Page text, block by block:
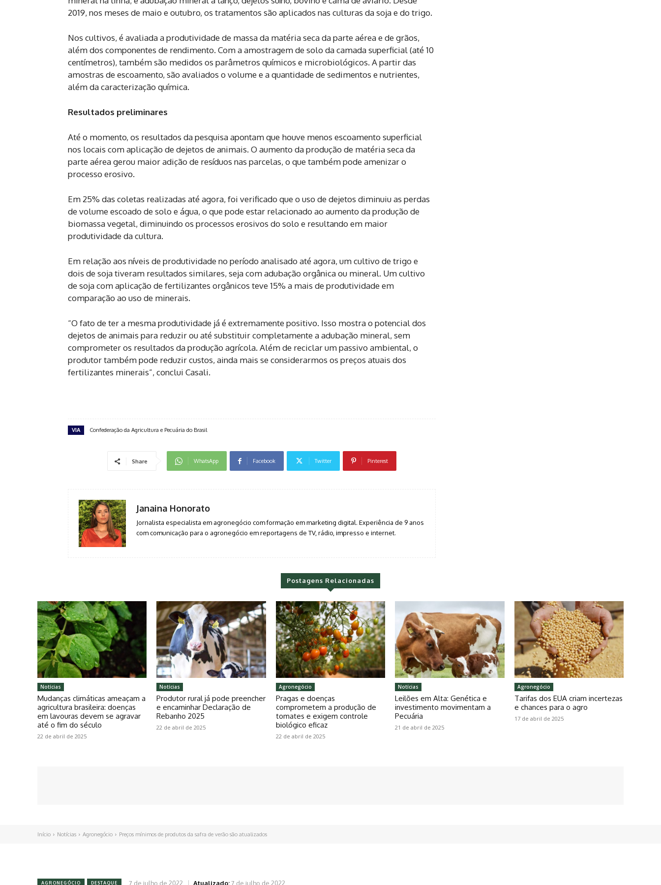
2019, nos meses de maio e outubro, os tratamentos são aplicados nas culturas da soja e do trigo.
Nos cultivos, é avaliada a produtividade de massa da matéria seca da parte aérea e de grãos,
além dos componentes de rendimento. Com a amostragem de solo da camada superficial (até 10
centímetros), também são medidos os parâmetros químicos e microbiológicos. A partir das
amostras de escoamento, são avaliados o volume e a quantidade de sedimentos e nutrientes,
além da caracterização química.
Resultados preliminares
Até o momento, os resultados da pesquisa apontam que houve menos escoamento superficial
nos locais com aplicação de dejetos de animais. O aumento da produção de matéria seca da
parte aérea gerou maior adição de resíduos nas parcelas, o que também pode amenizar o
processo erosivo.
Em 25% das coletas realizadas até agora, foi verificado que o uso de dejetos diminuiu as perdas
de volume escoado de solo e água, o que pode estar relacionado ao aumento da produção de
biomassa vegetal, diminuindo os processos erosivos do solo e resultando em maior
produtividade da cultura.
Em relação aos níveis de produtividade no período analisado até agora, um cultivo de trigo e
dois de soja tiveram resultados similares, seja com adubação orgânica ou mineral. Um cultivo
de soja com aplicação de fertilizantes orgânicos teve 15% a mais de produtividade em
comparação ao uso de minerais.
“O fato de ter a mesma produtividade já é extremamente positivo. Isso mostra o potencial dos
dejetos de animais para reduzir ou até substituir completamente a adubação mineral, sem
comprometer os resultados da produção agrícola. Além de reciclar um passivo ambiental, o
produtor também pode reduzir custos, ainda mais se considerarmos os preços atuais dos
fertilizantes minerais”, conclui Casali.
VIA Confederação da Agricultura e Pecuária do Brasil
Share WhatsApp Facebook Twitter Pinterest
Janaina Honorato
Jornalista especialista em agronegócio com formação em marketing digital. Experiência de 9 anos
com comunicação para o agronegócio em reportagens de TV, rádio, impresso e internet.
Postagens Relacionadas
Notícias
Mudanças climáticas ameaçam a
agricultura brasileira: doenças
em lavouras devem se agravar
até o fim do século
22 de abril de 2025
Notícias
Produtor rural já pode preencher
e encaminhar Declaração de
Rebanho 2025
22 de abril de 2025
Agronegócio
Pragas e doenças
comprometem a produção de
tomates e exigem controle
biológico eficaz
22 de abril de 2025
Notícias
Leilões em Alta: Genética e
investimento movimentam a
Pecuária
21 de abril de 2025
Agronegócio
Tarifas dos EUA criam incertezas
e chances para o agro
17 de abril de 2025